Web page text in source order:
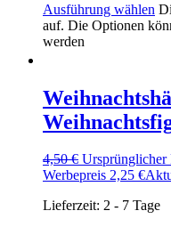
Ausführung wählen
auf. Die Optionen
werden
4,50€ Ursprünglicher
Werbepreis 2,25 €
Lieferzeit: 2 - 7 Tage